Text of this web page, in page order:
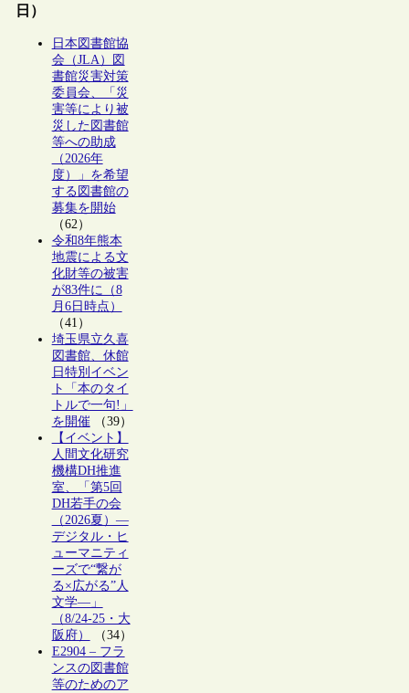
日）
日本図書館協
会（JLA）図
書館災害対策
委員会、「災
害等により被
災した図書館
等への助成
（2026年
度）」を希望
する図書館の
募集を開始
（62）
令和8年熊本
地震による文
化財等の被害
が83件に（8
月6日時点）
（41）
埼玉県立久喜
図書館、休館
日特別イベン
ト「本のタイ
トルで一句!」
を開催（39）
【イベント】
人間文化研究
機構DH推進
室、「第5回
DH若手の会
（2026夏）―
デジタル・ヒ
ューマニティ
ーズで“繋が
る×広がる”人
文学―」
（8/24-25・大
阪府）
（34）
E2904 – フラ
ンスの図書館
等のためのア